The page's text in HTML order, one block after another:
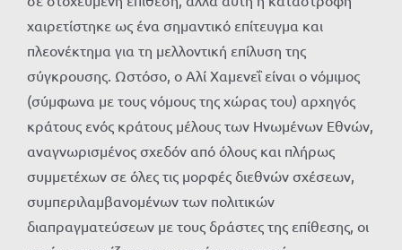
χαιρετίστηκε ως ένα σημαντικό επίτευγμα και
πλεονέκτημα για τη μελλοντική επίλυση της
σύγκρουσης. Ωστόσο, ο Αλί Χαμενεΐ είναι ο νόμιμος
(σύμφωνα με τους νόμους της χώρας του) αρχηγός
κράτους ενός κράτους μέλους των Ηνωμένων Εθνών,
αναγνωρισμένος σχεδόν από όλους και πλήρως
συμμετέχων σε όλες τις μορφές διεθνών σχέσεων,
συμπεριλαμβανομένων των πολιτικών
διαπραγματεύσεων με τους δράστες της επίθεσης, οι